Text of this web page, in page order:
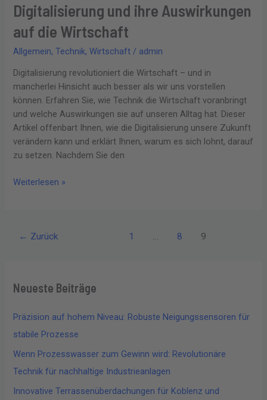
Digitalisierung und ihre Auswirkungen
auf die Wirtschaft
Allgemein,Technik,Wirtschaft / admin
Digitalisierung revolutioniert die Wirtschaft – und in
mancherlei Hinsicht auch besser als wir uns vorstellen
können. Erfahren Sie, wie Technik die Wirtschaft voranbringt
und welche Auswirkungen sie auf unseren Alltag hat. Dieser
Artikel offenbart Ihnen, wie die Digitalisierung unsere Zukunft
verändern kann und erklärt Ihnen, warum es sich lohnt, darauf
zu setzen. Nachdem Sie den
Weiterlesen »
← Zurück 1 … 8 9
Neueste Beiträge
Präzision auf hohem Niveau: Robuste Neigungssensoren für
stabile Prozesse
Wenn Prozesswasser zum Gewinn wird: Revolutionäre
Technik für nachhaltige Industrieanlagen
Innovative Terrassenüberdachungen für Koblenz und